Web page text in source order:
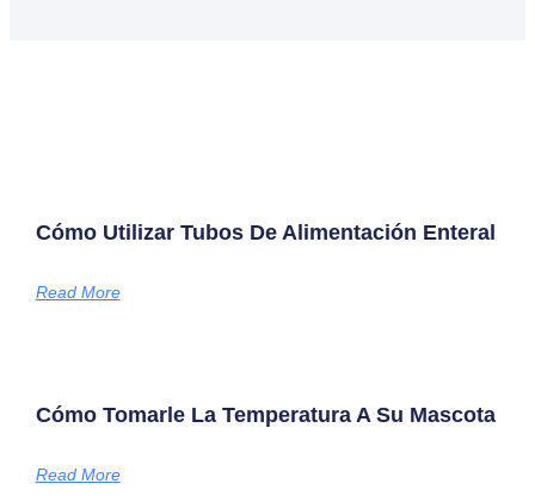
Cómo Utilizar Tubos De Alimentación Enteral
Read More
Cómo Tomarle La Temperatura A Su Mascota
Read More